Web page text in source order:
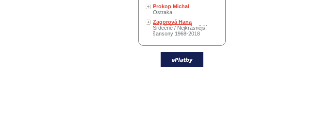
Prokop Michal
Ostraka
Zagorová Hana
Srdečně / Nejkrásnější
šansony 1968-2018